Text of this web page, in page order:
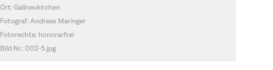
Ort: Gallneukirchen
Fotograf: Andreas Maringer
Fotorechte: honorarfrei
Bild Nr.: 002-5.jpg